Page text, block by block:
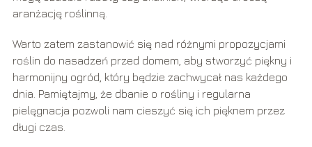
aranżację roślinną.
Warto zatem zastanowić się nad różnymi propozycjami
roślin do nasadzeń przed domem, aby stworzyć piękny i
harmonijny ogród, który będzie zachwycał nas każdego
dnia. Pamiętajmy, że dbanie o rośliny i regularna
pielęgnacja pozwoli nam cieszyć się ich pięknem przez
długi czas.